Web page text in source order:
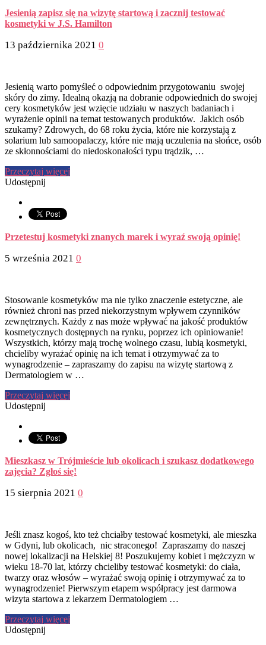
Jesienią zapisz się na wizytę startową i zacznij testować
kosmetyki w J.S. Hamilton
13 października 2021 0
Jesienią warto pomyśleć o odpowiednim przygotowaniu swojej
skóry do zimy. Idealną okazją na dobranie odpowiednich do swojej
cery kosmetyków jest wzięcie udziału w naszych badaniach i
wyrażenie opinii na temat testowanych produktów. Jakich osób
szukamy? Zdrowych, do 68 roku życia, które nie korzystają z
solarium lub samoopalaczy, które nie mają uczulenia na słońce, osób
ze skłonnościami do niedoskonałości typu trądzik, …
Przeczytaj więcej
Udostępnij
Przetestuj kosmetyki znanych marek i wyraź swoją opinię!
5 września 2021 0
Stosowanie kosmetyków ma nie tylko znaczenie estetyczne, ale
również chroni nas przed niekorzystnym wpływem czynników
zewnętrznych. Każdy z nas może wpływać na jakość produktów
kosmetycznych dostępnych na rynku, poprzez ich opiniowanie!
Wszystkich, którzy mają trochę wolnego czasu, lubią kosmetyki,
chcieliby wyrażać opinię na ich temat i otrzymywać za to
wynagrodzenie – zapraszamy do zapisu na wizytę startową z
Dermatologiem w …
Przeczytaj więcej
Udostępnij
Mieszkasz w Trójmieście lub okolicach i szukasz dodatkowego
zajęcia? Zgłoś się!
15 sierpnia 2021 0
Jeśli znasz kogoś, kto też chciałby testować kosmetyki, ale mieszka
w Gdyni, lub okolicach, nic straconego! Zapraszamy do naszej
nowej lokalizacji na Helskiej 8! Poszukujemy kobiet i mężczyzn w
wieku 18-70 lat, którzy chcieliby testować kosmetyki: do ciała,
twarzy oraz włosów – wyrażać swoją opinię i otrzymywać za to
wynagrodzenie! Pierwszym etapem współpracy jest darmowa
wizyta startowa z lekarzem Dermatologiem …
Przeczytaj więcej
Udostępnij